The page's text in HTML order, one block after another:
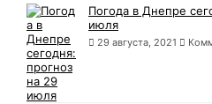
Погода в Днепре
июля
29 августа, 2021